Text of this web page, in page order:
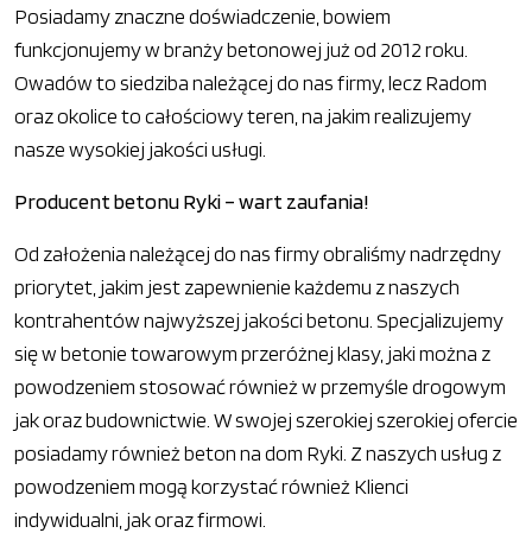
Posiadamy znaczne doświadczenie, bowiem
funkcjonujemy w branży betonowej już od 2012 roku.
Owadów to siedziba należącej do nas firmy, lecz Radom
oraz okolice to całościowy teren, na jakim realizujemy
nasze wysokiej jakości usługi.
Producent betonu Ryki – wart zaufania!
Od założenia należącej do nas firmy obraliśmy nadrzędny
priorytet, jakim jest zapewnienie każdemu z naszych
kontrahentów najwyższej jakości betonu. Specjalizujemy
się w betonie towarowym przeróżnej klasy, jaki można z
powodzeniem stosować również w przemyśle drogowym
jak oraz budownictwie. W swojej szerokiej szerokiej ofercie
posiadamy również beton na dom Ryki. Z naszych usług z
powodzeniem mogą korzystać również Klienci
indywidualni, jak oraz firmowi.